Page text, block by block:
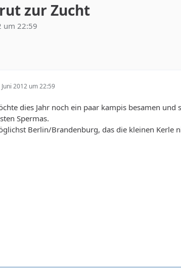
zur Zucht
um 22:59
Juni 2012 um 22:59
dies Jahr noch ein paar kampis besamen
Spermas.
Berlin/Brandenburg, das die kleinen Kerle